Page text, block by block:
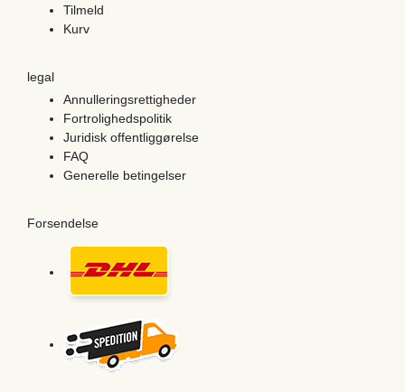
Tilmeld
Kurv
legal
Annulleringsrettigheder
Fortrolighedspolitik
Juridisk offentliggørelse
FAQ
Generelle betingelser
Forsendelse